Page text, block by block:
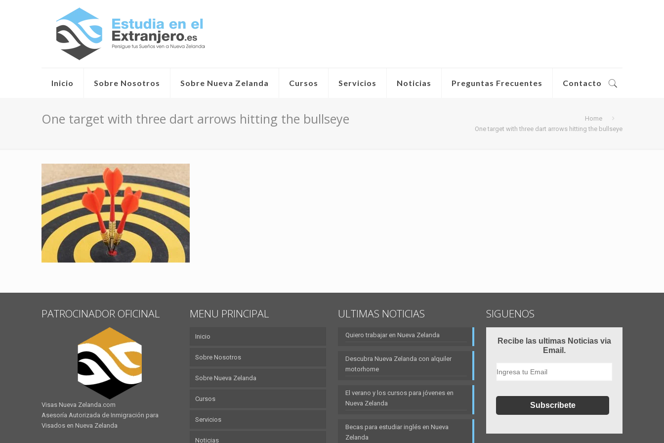
Inicio Sobre Nosotros Sobre Nueva Zelanda Cursos Servicios Noticias Preguntas Frecuentes Contacto
One target with three dart arrows hitting the bullseye
Home
One target with three dart arrows hitting the bullseye
PATROCINADOR OFICINAL
Visas Nueva Zelanda.com
Asesoría Autorizada de Inmigración para
Visados en Nueva Zelanda
MENU PRINCIPAL
Inicio
Sobre Nosotros
Sobre Nueva Zelanda
Cursos
Servicios
Noticias
ULTIMAS NOTICIAS
Quiero trabajar en Nueva Zelanda
Descubra Nueva Zelanda con alquiler
motorhome
El verano y los cursos para jóvenes en
Nueva Zelanda
Becas para estudiar inglés en Nueva
Zelanda
SIGUENOS
Recibe las ultimas Noticias via
Email.